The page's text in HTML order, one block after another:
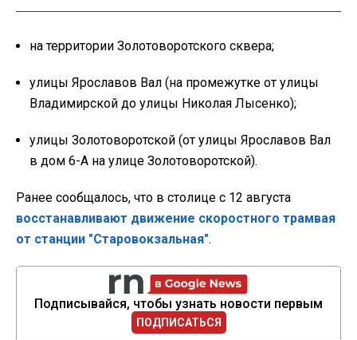
на территории Золотоворотского сквера;
улицы Ярославов Вал (на промежутке от улицы
Владимирской до улицы Николая Лысенко);
улицы Золотоворотской (от улицы Ярославов Вал
в дом 6-А на улице Золотоворотской).
Ранее сообщалось, что в столице с 12 августа
восстанавливают движение скоростного трамвая
от станции "Старовокзальная".
Подписывайся, чтобы узнать новости первым
ПОДПИСАТЬСЯ